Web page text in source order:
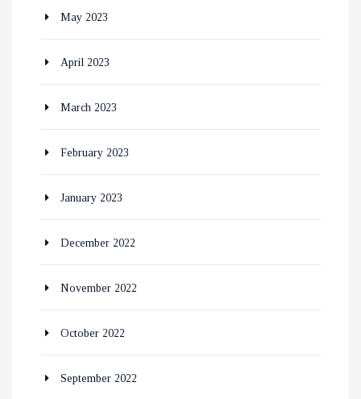
May 2023
April 2023
March 2023
February 2023
January 2023
December 2022
November 2022
October 2022
September 2022